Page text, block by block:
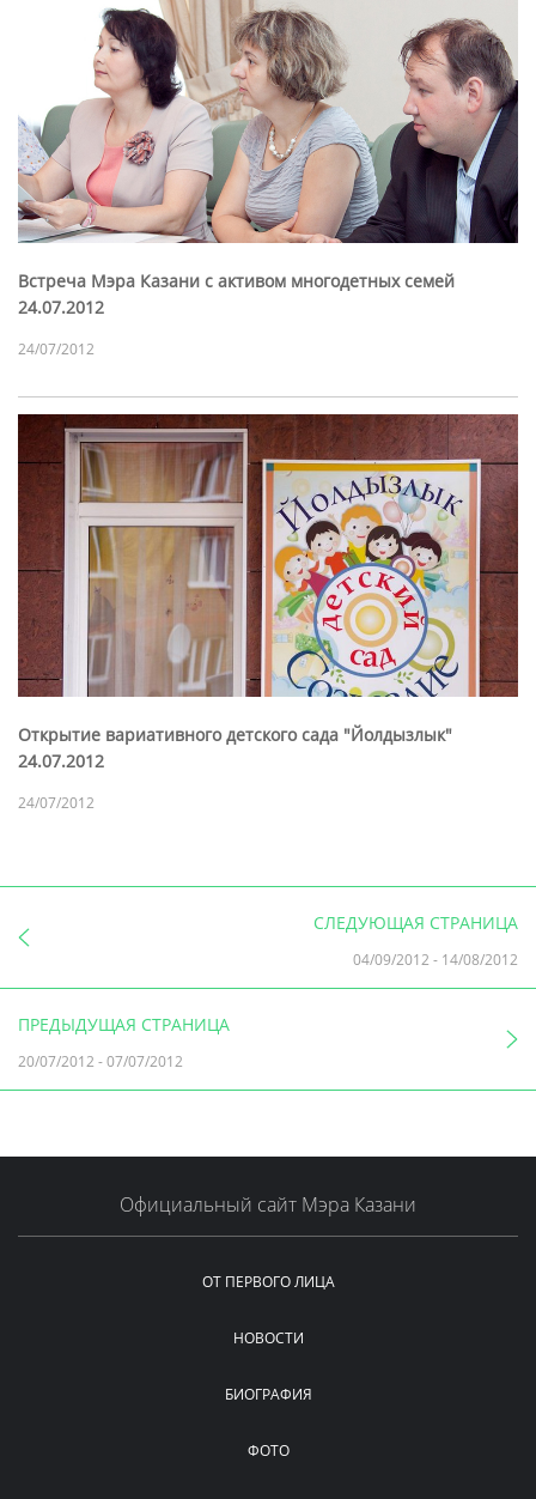
Встреча Мэра Казани с активом многодетных семей
24.07.2012
24/07/2012
Открытие вариативного детского сада "Йолдызлык"
24.07.2012
24/07/2012
СЛЕДУЮЩАЯ СТРАНИЦА
04/09/2012 - 14/08/2012
ПРЕДЫДУЩАЯ СТРАНИЦА
20/07/2012 -07/07/2012
Официальный сайт Мэра Казани
ОТ ПЕРВОГО ЛИЦА
НОВОСТИ
БИОГРАФИЯ
ФОТО